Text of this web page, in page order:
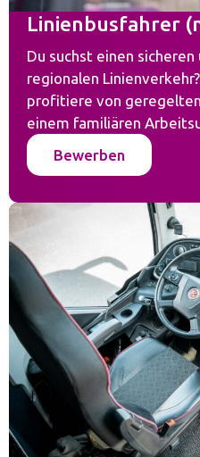
Linienbusfahrer
Du suchst einen
regionalen
profitiere von
einem familiären
Bewerben